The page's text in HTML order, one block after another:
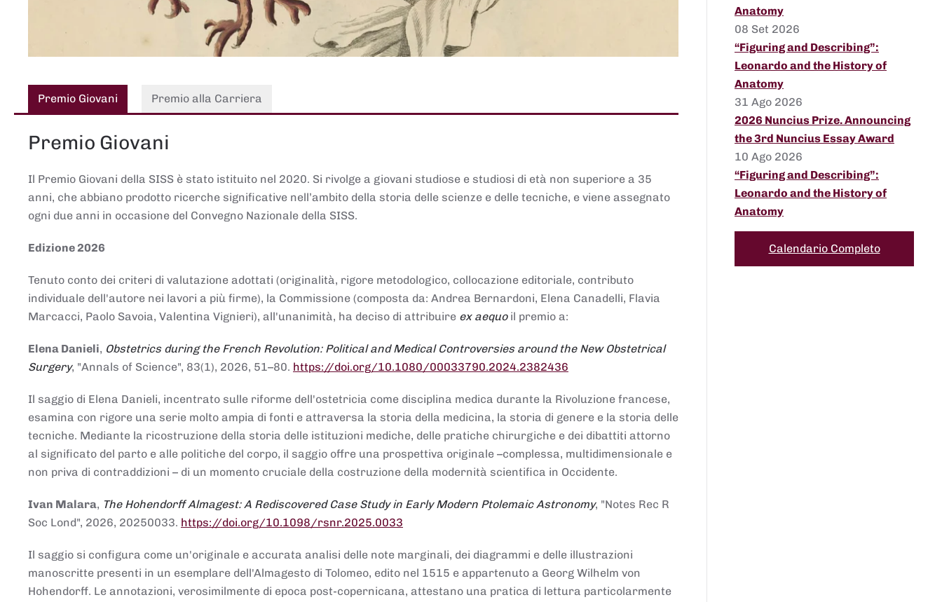
Premio Giovani Premio alla Carriera
Premio Giovani
Il Premio Giovani della SISS è stato istituito nel 2020. Si rivolge a giovani studiose e studiosi di età non superiore a 35
anni, che abbiano prodotto ricerche significative nell’ambito della storia delle scienze e delle tecniche, e viene assegnato
ogni due anni in occasione del Convegno Nazionale della SISS.
Edizione 2026
Tenuto conto dei criteri di valutazione adottati (originalità, rigore metodologico, collocazione editoriale, contributo
individuale dell'autore nei lavori a più firme), la Commissione (composta da: Andrea Bernardoni, Elena Canadelli, Flavia
Marcacci, Paolo Savoia, Valentina Vignieri), all'unanimità, ha deciso di attribuire ex aequoil premio a:
Elena Danieli, Obstetrics during the French Revolution: Political and Medical Controversies around the New Obstetrical
Surgery, "Annals of Science", 83(1), 2026, 51–80. https://doi.org/10.1080/00033790.2024.2382436
Il saggio di Elena Danieli, incentrato sulle riforme dell'ostetricia come disciplina medica durante la Rivoluzione francese,
esamina con rigore una serie molto ampia di fonti e attraversa la storia della medicina, la storia di genere e la storia delle
tecniche. Mediante la ricostruzione della storia delle istituzioni mediche, delle pratiche chirurgiche e dei dibattiti attorno
al significato del parto e alle politiche del corpo, il saggio offre una prospettiva originale –complessa, multidimensionale e
non priva di contraddizioni – di un momento cruciale della costruzione della modernità scientifica in Occidente.
Ivan Malara, The Hohendorff Almagest: A Rediscovered Case Study in Early Modern Ptolemaic Astronomy, "Notes Rec R
Soc Lond", 2026, 20250033. https://doi.org/10.1098/rsnr.2025.0033
Il saggio si configura come un'originale e accurata analisi delle note marginali, dei diagrammi e delle illustrazioni
manoscritte presenti in un esemplare dell'Almagesto di Tolomeo, edito nel 1515 e appartenuto a Georg Wilhelm von
Hohendorff. Le annotazioni, verosimilmente di epoca post-copernicana, attestano una pratica di lettura particolarmente
Anatomy
08 Set 2026
“Figuring and Describing”:
Leonardo and the History of
Anatomy
31 Ago 2026
2026 Nuncius Prize. Announcing
the 3rd Nuncius Essay Award
10 Ago 2026
“Figuring and Describing”:
Leonardo and the History of
Anatomy
Calendario Completo